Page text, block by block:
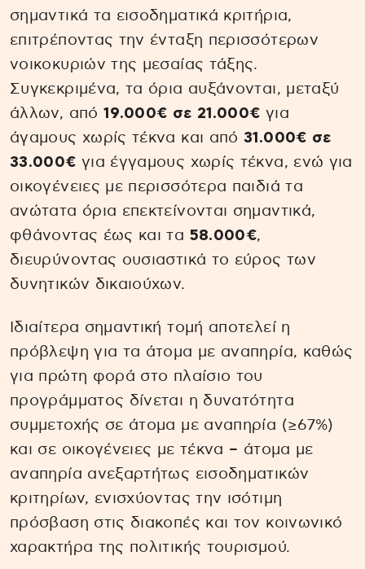
σημαντικά τα εισοδηματικά κριτήρια,
επιτρέποντας την ένταξη περισσότερων
νοικοκυριών της μεσαίας τάξης.
Συγκεκριμένα, τα όρια αυξάνονται, μεταξύ
άλλων, από 19.000€ σε 21.000€ για
άγαμους χωρίς τέκνα και από31.000€ σε
33.000€ για έγγαμους χωρίς τέκνα, ενώ για
οικογένειες με περισσότερα παιδιά τα
ανώτατα όρια επεκτείνονται σημαντικά,
φθάνοντας έως και τα 58.000€,
διευρύνοντας ουσιαστικά το εύρος των
δυνητικών δικαιούχων.
Ιδιαίτερα σημαντική τομή αποτελεί η
πρόβλεψη για τα άτομα με αναπηρία, καθώς
για πρώτη φορά στο πλαίσιο του
προγράμματος δίνεται η δυνατότητα
συμμετοχής σε άτομα με αναπηρία (≥67%)
και σε οικογένειες με τέκνα – άτομα με
αναπηρία ανεξαρτήτως εισοδηματικών
κριτηρίων, ενισχύοντας την ισότιμη
πρόσβαση στις διακοπές και τον κοινωνικό
χαρακτήρα της πολιτικής τουρισμού.